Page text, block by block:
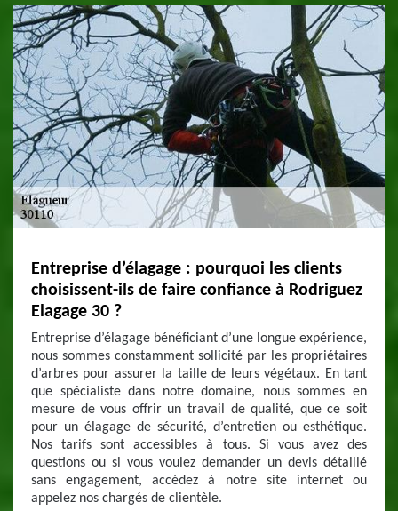
Entreprise d’élagage : pourquoi les clients
choisissent-ils de faire confiance à Rodriguez
Elagage 30 ?
Entreprise d’élagage bénéficiant d’une longue expérience,
nous sommes constamment sollicité par les propriétaires
d’arbres pour assurer la taille de leurs végétaux. En tant
que spécialiste dans notre domaine, nous sommes en
mesure de vous offrir un travail de qualité, que ce soit
pour un élagage de sécurité, d’entretien ou esthétique.
Nos tarifs sont accessibles à tous. Si vous avez des
questions ou si vous voulez demander un devis détaillé
sans engagement, accédez à notre site internet ou
appelez nos chargés de clientèle.